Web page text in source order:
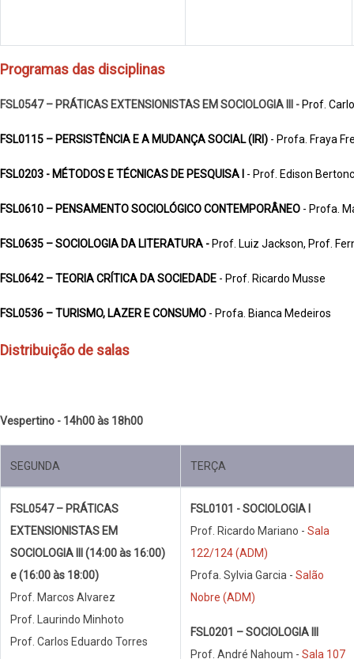
Programas das disciplinas
FSL0547 – PRÁTICAS EXTENSIONISTAS EM SOCIOLOGIA III - Prof.
FSL0115 – PERSISTÊNCIA E A MUDANÇA SOCIAL (IRI) - Profa. Fraya
FSL0203 - MÉTODOS E TÉCNICAS DE PESQUISA I - Prof. Edison
FSL0610 – PENSAMENTO SOCIOLÓGICO CONTEMPORÂNEO - Profa.
FSL0635 – SOCIOLOGIA DA LITERATURA - Prof. Luiz Jackson, Prof.
FSL0642 – TEORIA CRÍTICA DA SOCIEDADE - Prof. Ricardo Musse
FSL0536 – TURISMO, LAZER E CONSUMO - Profa. Bianca Medeiros
Distribuição de salas
Vespertino - 14h00 às 18h00
SEGUNDA TERÇA
FSL0547 – PRÁTICAS
EXTENSIONISTAS EM
SOCIOLOGIA III (14:00 às 16:00)
e (16:00 às 18:00)
Prof. Marcos Alvarez
Prof. Laurindo Minhoto
Prof. Carlos Eduardo Torres
FSL0101 - SOCIOLOGIA I
Prof. Ricardo Mariano - Sala
122/124 (ADM)
Profa. Sylvia Garcia - Salão
Nobre (ADM)
FSL0201 – SOCIOLOGIA III
Prof. André Nahoum - Sala 107